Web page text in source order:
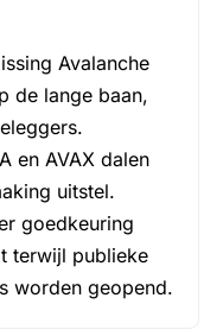
Avalanche
de lange baan,
en AVAX dalen
uitstel.
goedkeuring
terwijl publieke
worden geopend.